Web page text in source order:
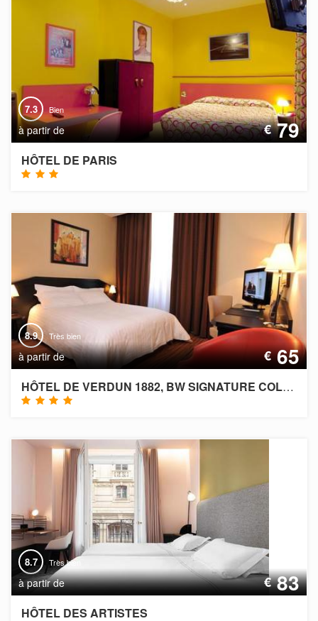
7.3 Bien
à partir de €79
HÔTEL DE PARIS
8.9 Très bien
à partir de €65
HÔTEL DE VERDUN 1882, BW SIGNATURE COLLECTION
8.7 Très bien
à partir de €83
HÔTEL DES ARTISTES